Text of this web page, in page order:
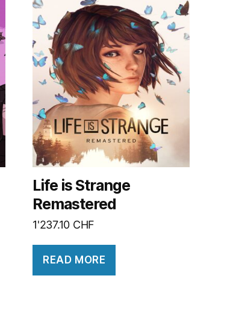
Life is Strange
Remastered
1'237.10 CHF
READ MORE